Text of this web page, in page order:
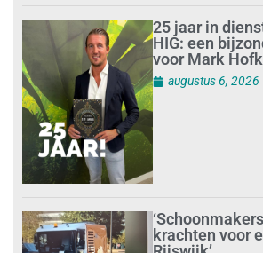
25 jaar in
HIG: een
voor Mark
augustus 6, 2026
krachten voor